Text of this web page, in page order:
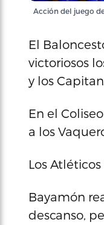
Acción del juego
El
victoriosos
y los
En el
a los
Los
Bayamón
descanso,